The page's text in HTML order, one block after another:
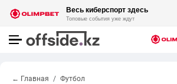
← Главная Футбол